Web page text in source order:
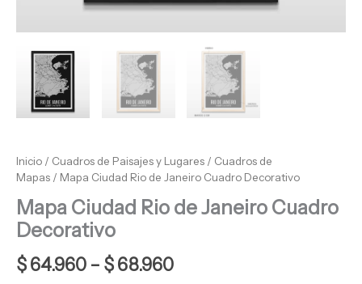
Inicio / Cuadros de Paisajes y Lugares / Cuadros de
Mapas / Mapa Ciudad Rio de Janeiro Cuadro Decorativo
Mapa Ciudad Rio de Janeiro Cuadro
Decorativo
$64.960 – $68.960